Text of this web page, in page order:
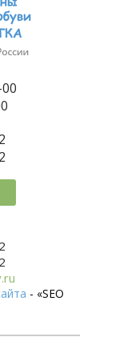
- «SEO